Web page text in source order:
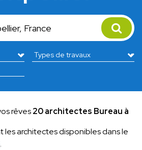
rêves20 architectes Bureau à
architectes disponibles dans le
.